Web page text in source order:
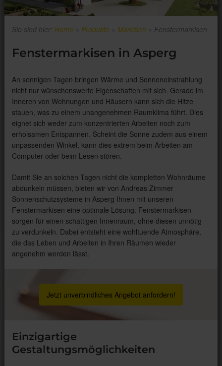
Sie sind hier: Home» Produkte» Markisen » Fenstermarkisen
Fenstermarkisen in Asperg
An sonnigen Tagen bringen Wärme und Sonneneinstrahlung
nicht nur wünschenswerte Eigenschaften mit sich. Gerade im
Inneren von Wohnungen und Häusern kann sich die Hitze
stauen, was zu einem unangenehmen Raumklima führt. Dies
eignet sich weder zum konzentrierten Arbeiten noch zum
erholsamen Entspannen. Scheint die Sonne zudem aus einem
unpassenden Winkel, kann dies extrem beim Arbeiten am
Computer oder beim Lesen stören.
Damit Sie an solchen Tagen nicht die kompletten Wohnräume
abdunkeln müssen, bieten wir von Andreas Zimmer
Sonnenschutzsysteme in Asperg Ihnen mit unseren
Fenstermarkisen eine optimale Lösung. Fenstermarkisen
sorgen für einen schattigen Innenraum, ohne diesen unnötig
zu verdunkeln. Dabei entsteht eine wohltuende Atmosphäre,
die das Leben und Arbeiten in Ihren Räumen wieder
angenehm werden lässt.
Jetzt unverbindliches Angebot anfordern!
Einzigartige
Gestaltungsmöglichkeiten